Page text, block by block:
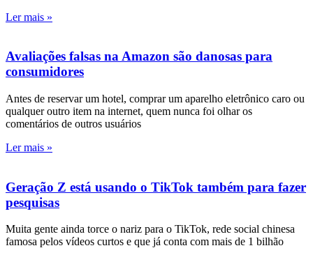
Ler mais »
Avaliações falsas na Amazon são danosas para
consumidores
Antes de reservar um hotel, comprar um aparelho eletrônico caro ou
qualquer outro item na internet, quem nunca foi olhar os
comentários de outros usuários
Ler mais »
Geração Z está usando o TikTok também para fazer
pesquisas
Muita gente ainda torce o nariz para o TikTok, rede social chinesa
famosa pelos vídeos curtos e que já conta com mais de 1 bilhão